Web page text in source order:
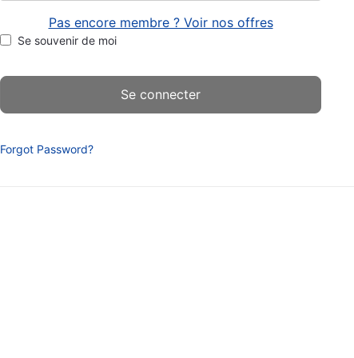
Pas encore membre ? Voir nos offres
Se souvenir de moi
Forgot Password?